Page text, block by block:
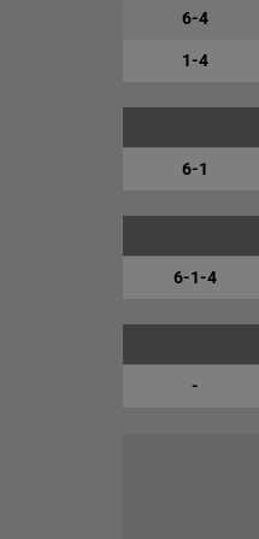
6-4
1-4
6-1
6-1-4
-